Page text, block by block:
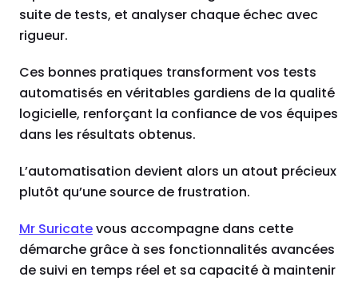
suite de tests, et analyser chaque échec avec
rigueur.
Ces bonnes pratiques transforment vos tests
automatisés en véritables gardiens de la qualité
logicielle, renforçant la confiance de vos équipes
dans les résultats obtenus.
L’automatisation devient alors un atout précieux
plutôt qu’une source de frustration.
Mr Suricatevous accompagne dans cette
démarche grâce à ses fonctionnalités avancées
de suivi en temps réel et sa capacité à maintenir